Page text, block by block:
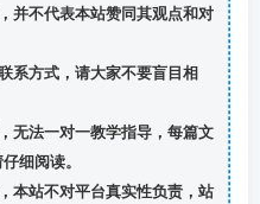
并不代表本站赞同其观点和对
系方式，请大家不要盲目相
无法一对一教学指导，每篇文
细阅读。
本站不对平台真实性负责，站